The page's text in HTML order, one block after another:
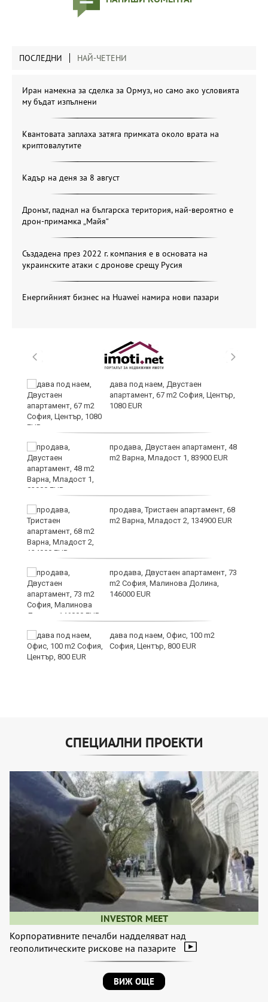
ПОСЛЕДНИ НАЙ-ЧЕТЕНИ
Иран намекна за сделка за Ормуз, но само ако условията
му бъдат изпълнени
Квантовата заплаха затяга примката около врата на
криптовалутите
Кадър на деня за 8 август
Дронът, паднал на българска територия, най-вероятно е
дрон-примамка „Майя“
Създадена през 2022 г. компания е в основата на
украинските атаки с дронове срещу Русия
Енергийният бизнес на Huawei намира нови пазари
дава под наем, Двустаен
апартамент, 67 m2 София, Център,
1080 EUR
продава, Двустаен апартамент, 48
m2 Варна, Младост 1, 83900 EUR
продава, Тристаен апартамент, 68
m2 Варна, Младост 2, 134900 EUR
продава, Двустаен апартамент, 73
m2 София, Малинова Долина,
146000 EUR
дава под наем, Офис, 100 m2
София, Център, 800 EUR
СПЕЦИАЛНИ ПРОЕКТИ
INVESTOR MEET
Корпоративните печалби надделяват над
геополитическите рискове на пазарите
ВИЖ ОЩЕ